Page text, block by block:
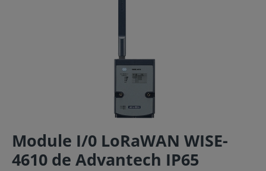
Module I/0 LoRaWAN WISE-
4610 de Advantech IP65